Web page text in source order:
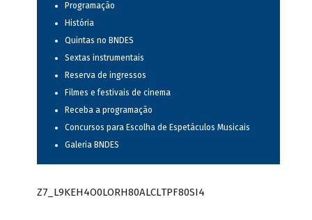
Programação
História
Quintas no BNDES
Sextas instrumentais
Reserva de ingressos
Filmes e festivais de cinema
Receba a programação
Concursos para Escolha de Espetáculos Musicais
Galeria BNDES
Z7_L9KEH4O0LORH80ALCLTPF80SI4